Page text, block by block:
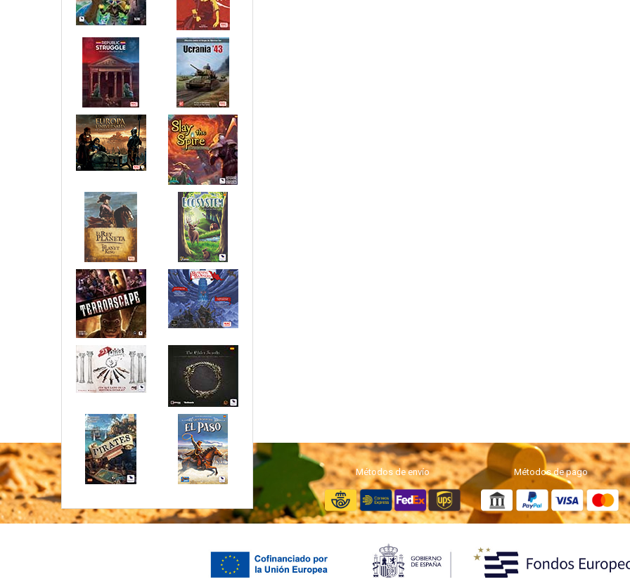
Métodos de envío Métodos de pago